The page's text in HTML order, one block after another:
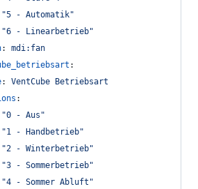
"5 - Automatik"
"6 - Linearbetrieb"
: mdi:fan
:
: VentCube Betriebsart
:
"0 - Aus "
"1 - Handbetrieb"
"2 - Winterbetrieb"
"3 - Sommerbetrieb"
"4 - Sommer Abluft "